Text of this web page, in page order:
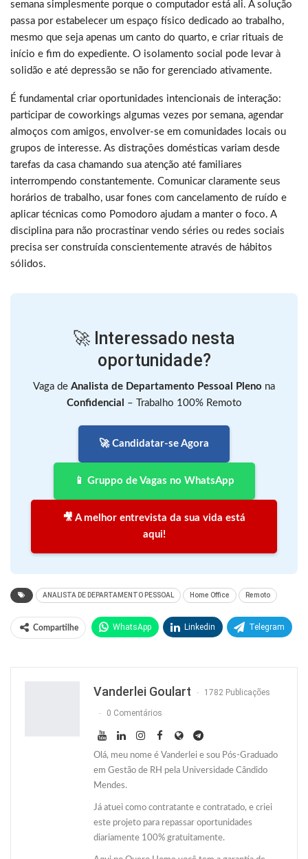
semana simplesmente porque o computador está ali. A solução
passa por estabelecer um espaço físico dedicado ao trabalho,
mesmo que seja apenas um canto do quarto, e criar rituais de
início e fim do expediente. O isolamento social pode levar à
solidão e até depressão se não for gerenciado ativamente.
É fundamental criar oportunidades intencionais de interação:
participar de coworkings algumas vezes por semana, agendar
almoços com amigos, envolver-se em comunidades locais ou
grupos de interesse. As distrações domésticas variam desde
tarefas da casa chamando sua atenção até familiares
interrompendo constantemente. Comunicar claramente seus
horários de trabalho, usar fones com cancelamento de ruído e
aplicar técnicas como Pomodoro ajudam a manter o foco. A
disciplina para não procrastinar vendo séries ou redes sociais
precisa ser construída conscientemente através de hábitos
sólidos.
🚀 Interessado nesta
oportunidade?
Vaga de Analista de Departamento Pessoal Pleno na
Confidencial
– Trabalho 100% Remoto
🚀 Candidatar-se Agora
📱 Gruppo de Vagas no WhatsApp
🎥 A melhor entrevista da sua vida está
aqui!
ANALISTA DE DEPARTAMENTO PESSOAL Home Office Remoto
Compartilhe WhatsApp Linkedin Telegram
Vanderlei Goulart 1782 Publicações
0 Comentários
Olá, meu nome é Vanderlei e sou Pós-Graduado
em Gestão de RH pela Universidade Cândido
Mendes.
Já atuei como contratante e contratado, e criei
este projeto para repassar oportunidades
diariamente 100% gratuitamente.